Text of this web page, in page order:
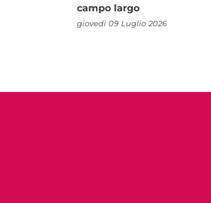
campo largo
giovedì 09 Luglio 2026